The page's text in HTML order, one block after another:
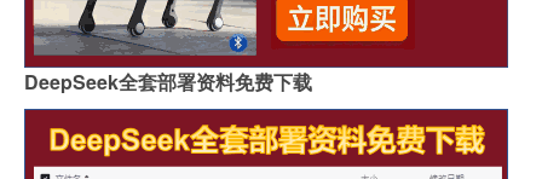
DeepSeek全套部署资料免费下载